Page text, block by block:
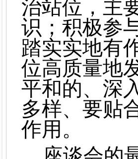
治站位，主
识；积极参
踏实实地有
位高质量地
平和的、深
多样、要贴
作用。